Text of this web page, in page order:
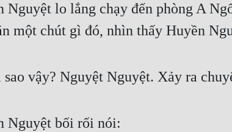
Nguyệt lo lắng chạy đến phòng A
một chút gì đó, nhìn thấy Huyền
sao vậy? Nguyệt Nguyệt. Xảy ra
Nguyệt bối rối nói: